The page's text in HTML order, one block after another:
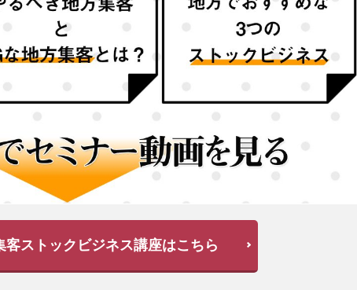
客ストックビジネス講座はこちら